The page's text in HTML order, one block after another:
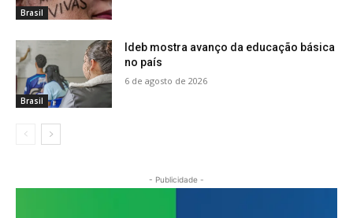
Brasil
Brasil
Ideb mostra avanço da educação básica
no país
6 de agosto de 2026
- Publicidade -